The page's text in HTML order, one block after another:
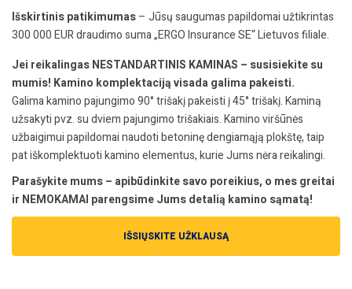
Išskirtinis patikimumas– Jūsų saugumas papildomai užtikrintas
300 000 EUR draudimo suma „ERGO Insurance SE“ Lietuvos filiale.
Jei reikalingas NESTANDARTINIS KAMINAS – susisiekite su
mumis! Kamino komplektaciją visada galima pakeisti.
Galima kamino pajungimo 90° trišakį pakeisti į 45° trišakį. Kaminą
užsakyti pvz. su dviem pajungimo trišakiais. Kamino viršūnės
užbaigimui papildomai naudoti betoninę dengiamąją plokštę, taip
pat iškomplektuoti kamino elementus, kurie Jums nėra reikalingi.
Parašykite mums – apibūdinkite savo poreikius, o mes greitai
ir NEMOKAMAI parengsime Jums detalią kamino sąmatą!
IŠSIŲSKITE UŽKLAUSĄ